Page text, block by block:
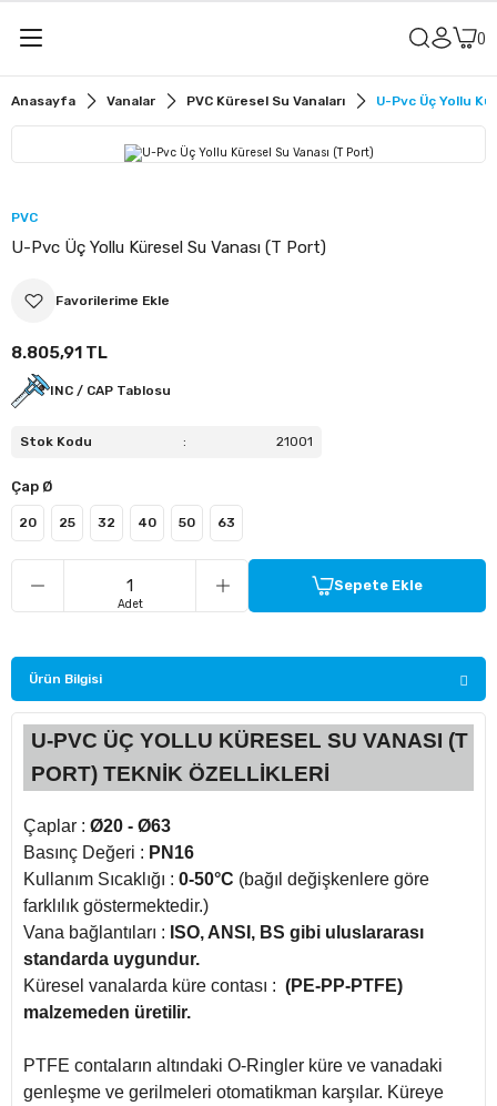
Su Vanaları
Küresel Asit Vanaları
Su Vanaları
Anasayfa Vanalar PVC Küresel Su Vanaları U-Pvc Üç Yollu
PVC
U-Pvc Üç Yollu Küresel Su Vanası (T Port)
8.805,91 TL
INC / CAP Tablosu
Stok Kodu : 21001
Çap Ø
20 25 32 40 50 63
Adet
Sepete Ekle
Ürün Bilgisi
U-PVC ÜÇ YOLLU KÜRESEL SU VANASI (T
PORT) TEKNİK ÖZELLİKLERİ
Çaplar : Ø20 - Ø63
Basınç Değeri : PN16
Kullanım Sıcaklığı : 0-50°C (bağıl değişkenlere göre
farklılık göstermektedir.)
Vana bağlantıları : ISO, ANSI, BS gibi uluslararası
standarda uygundur.
Küresel vanalarda küre contası : (PE-PP-PTFE)
malzemeden üretilir.
PTFE contaların altındaki O-Ringler küre ve vanadaki
genleşme ve gerilmeleri otomatikman karşılar. Küreye